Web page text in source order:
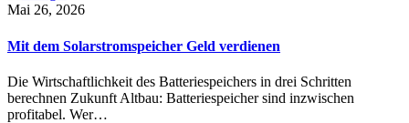
Mai 26, 2026
Mit dem Solarstromspeicher Geld verdienen
Die Wirtschaftlichkeit des Batteriespeichers in drei Schritten
berechnen Zukunft Altbau: Batteriespeicher sind inzwischen
profitabel. Wer…